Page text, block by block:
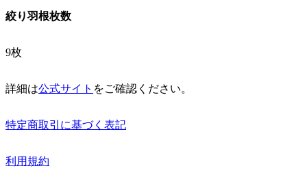
絞り羽根枚数
9枚
詳細は公式サイト をご確認ください。
特定商取引に基づく表記
利用規約